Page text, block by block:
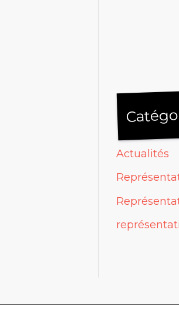
Actualités